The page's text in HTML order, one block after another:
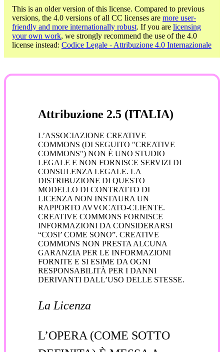
This is an older version of this license. Compared to previous
versions, the 4.0 versions of all CC licenses are more user-
friendly and more internationally robust. If you are licensing
your own work, we strongly recommend the use of the 4.0
license instead: Codice Legale - Attribuzione 4.0 Internazionale
Attribuzione 2.5 (ITALIA)
L’ASSOCIAZIONE CREATIVE
COMMONS (DI SEGUITO "CREATIVE
COMMONS") NON È UNO STUDIO
LEGALE E NON FORNISCE SERVIZI DI
CONSULENZA LEGALE. LA
DISTRIBUZIONE DI QUESTO
MODELLO DI CONTRATTO DI
LICENZA NON INSTAURA UN
RAPPORTO AVVOCATO-CLIENTE.
CREATIVE COMMONS FORNISCE
INFORMAZIONI DA CONSIDERARSI
“COSI’ COME SONO”. CREATIVE
COMMONS NON PRESTA ALCUNA
GARANZIA PER LE INFORMAZIONI
FORNITE E SI ESIME DA OGNI
RESPONSABILITÀ PER I DANNI
DERIVANTI DALL’USO DELLE STESSE.
La Licenza
L’OPERA (COME SOTTO